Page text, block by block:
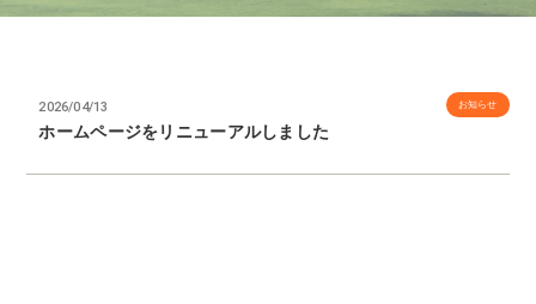
2026/04/13
ホームページをリニューアルしました
お知らせ